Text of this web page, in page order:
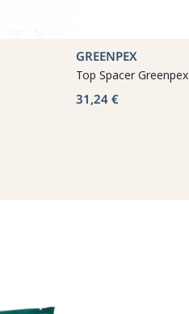
GREENPEX
Top Spacer Greenpex
31,24 €